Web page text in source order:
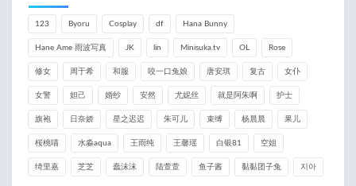
123 Byoru Cosplay df Hana Bunny
Hane Ame 雨波写真 JK lin Minisuka.tv OL Rose
修女 周于希 和服 咬一口兔娘 唐安琪 复古 女仆
女警 妲己 婚纱 安然 尤妮丝 就是阿朱啊 护士
旗袍 日奈娇 星之迟迟 朱可儿 束缚 杨晨晨 果儿
桜桃喵 水淼aqua 王雨纯 王馨瑶 白银81 空姐
绮里嘉 芝芝 蠢沫沫 陆萱萱 鱼子酱 黏黏团子兔 지아